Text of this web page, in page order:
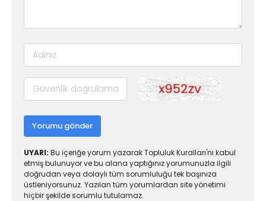
Yorumu gönder
UYARI: Bu içeriğe yorum yazarak Topluluk Kuralları'nı kabul
etmiş bulunuyor ve bu alana yaptığınız yorumunuzla ilgili
doğrudan veya dolaylı tüm sorumluluğu tek başınıza
üstleniyorsunuz. Yazılan tüm yorumlardan site yönetimi
hiçbir şekilde sorumlu tutulamaz.